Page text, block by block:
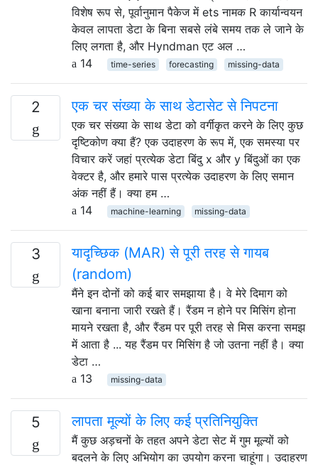
विशेष रूप से, पूर्वानुमान पैकेज में ets नामक R कार्यान्वयन
केवल लापता डेटा के बिना सबसे लंबे समय तक ले जाने के
लिए लगता है, और Hyndman एट अल …
14
time-series forecasting missing-data
2 एक चर संख्या के साथ डेटासेट से निपटना
एक चर संख्या के साथ डेटा को वर्गीकृत करने के लिए कुछ
दृष्टिकोण क्या हैं? एक उदाहरण के रूप में, एक समस्या पर
विचार करें जहां प्रत्येक डेटा बिंदु x और y बिंदुओं का एक
वेक्टर है, और हमारे पास प्रत्येक उदाहरण के लिए समान
अंक नहीं हैं। क्या हम …
14
machine-learning missing-data
3
यादृच्छिक (MAR) से पूरी तरह से गायब
(random)
मैंने इन दोनों को कई बार समझाया है। वे मेरे दिमाग को
खाना बनाना जारी रखते हैं। रैंडम न होने पर मिसिंग होना
मायने रखता है, और रैंडम पर पूरी तरह से मिस करना समझ
में आता है ... यह रैंडम पर मिसिंग है जो उतना नहीं है। क्या
डेटा …
13
missing-data
5 लापता मूल्यों के लिए कई प्रतिनियुक्ति
मैं कुछ अड़चनों के तहत अपने डेटा सेट में गुम मूल्यों को
बदलने के लिए अभियोग का उपयोग करना चाहूंगा। उदाहरण